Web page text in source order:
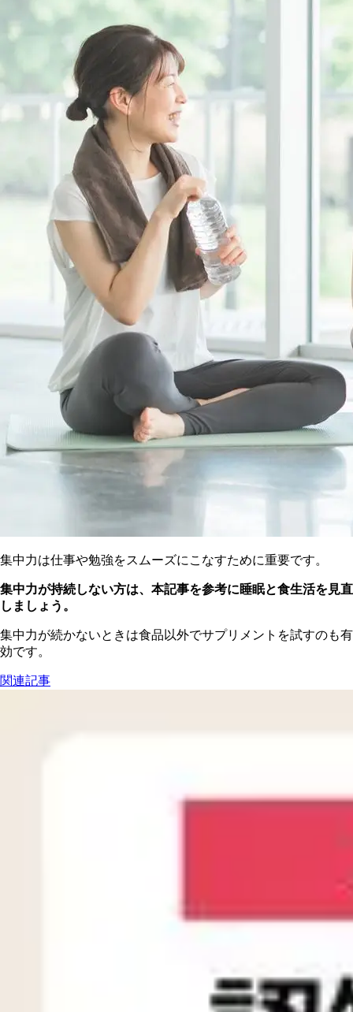
集中力は仕事や勉強をスムーズにこなすために重要です。
集中力が持続しない方は、本記事を参考に睡眠と食生活を見直
しましょう。
集中力が続かないときは食品以外でサプリメントを試すのも有
効です。
関連記事